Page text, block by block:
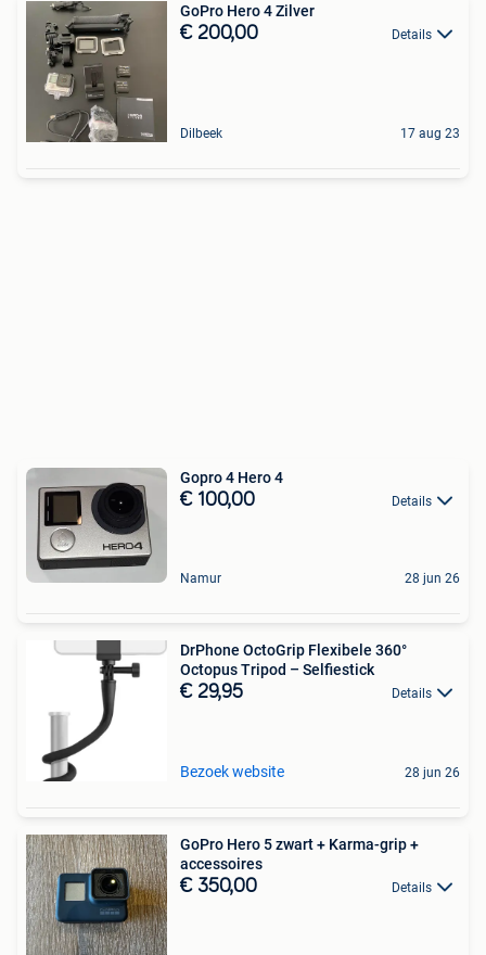
GoPro Hero 4 Zilver
€ 200,00 Details
Dilbeek 17 aug 23
Gopro 4 Hero 4
€ 100,00 Details
Namur 28 jun 26
DrPhone OctoGrip Flexibele 360°
Octopus Tripod – Selfiestick
€ 29,95 Details
Bezoek website 28 jun 26
GoPro Hero 5 zwart + Karma-grip +
accessoires
€ 350,00 Details